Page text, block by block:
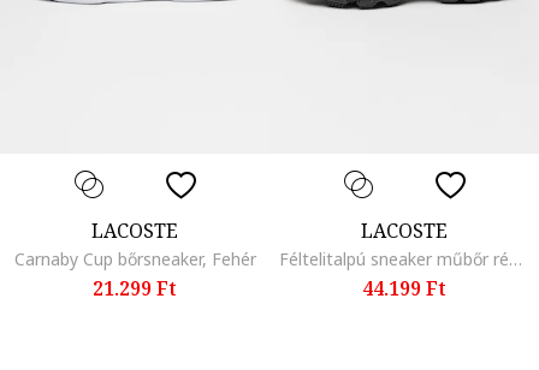
LACOSTE
Carnaby Cup bőrsneaker, Fehér
21.299 Ft
LACOSTE
Féltelitalpú sneaker műbőr részletekkel, Fekete
44.199 Ft